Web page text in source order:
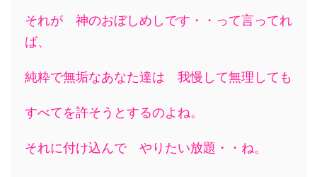
それが 神のおぼしめしです・・って言ってれ
ば、
純粋で無垢なあなた達は 我慢して無理しても
すべてを許そうとするのよね。
それに付け込んで やりたい放題・・ね。